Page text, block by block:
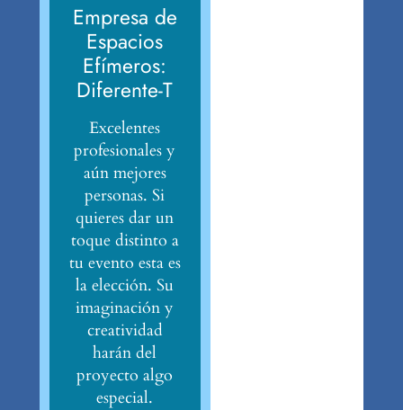
Empresa de
Espacios
Efímeros:
Diferente-T
Excelentes
profesionales y
aún mejores
personas. Si
quieres dar un
toque distinto a
tu evento esta es
la elección. Su
imaginación y
creatividad
harán del
proyecto algo
especial.